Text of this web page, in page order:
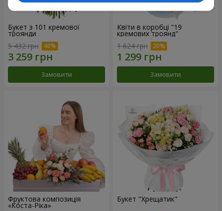
Букет з 101 кремової
троянди
5 432 грн
Замовити
Квіти в коробці "19
кремових троянд"
1 624 грн
Замовити
Фруктова композиція
«Коста-Ріка»
Букет "Хрещатик"